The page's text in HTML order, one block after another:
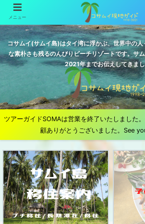
コサムイ(サムイ島)はタイ湾に浮かぶ、世界中の
な素朴さも残るのんびりビーチリゾートです。サ
2021年までお伝えしてきま
ツアーガイドSOMAは営業を終了いたしました
顧ありがとうございました。See
メニュー